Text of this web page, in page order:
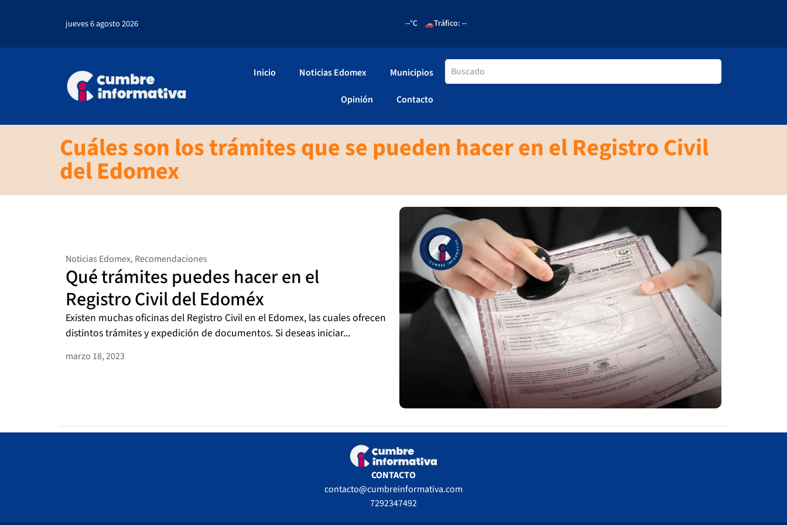
jueves 6 agosto 2026 --°C Tráfico: --
Inicio Noticias Edomex Municipios
Opinión Contacto
Cuáles son los trámites que se pueden hacer en el Registro Civil
del Edomex
Noticias Edomex, Recomendaciones
Qué trámites puedes hacer en el
Registro Civil del Edoméx
Existen muchas oficinas del Registro Civil en el Edomex, las cuales ofrecen
distintos trámites y expedición de documentos. Si deseas iniciar...
marzo 18, 2023
CONTACTO
contacto@cumbreinformativa.com
7292347492